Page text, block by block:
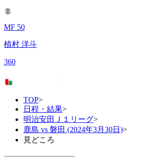
MF 50
植村 洋斗
360
TOP>
日程・結果>
明治安田Ｊ１リーグ>
鹿島 vs 磐田 (2024年3月30日)>
見どころ